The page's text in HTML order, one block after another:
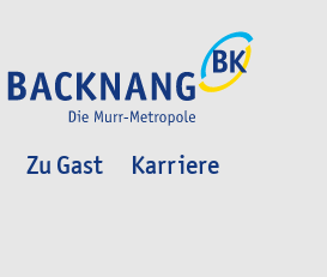
Zu Gast
Karriere